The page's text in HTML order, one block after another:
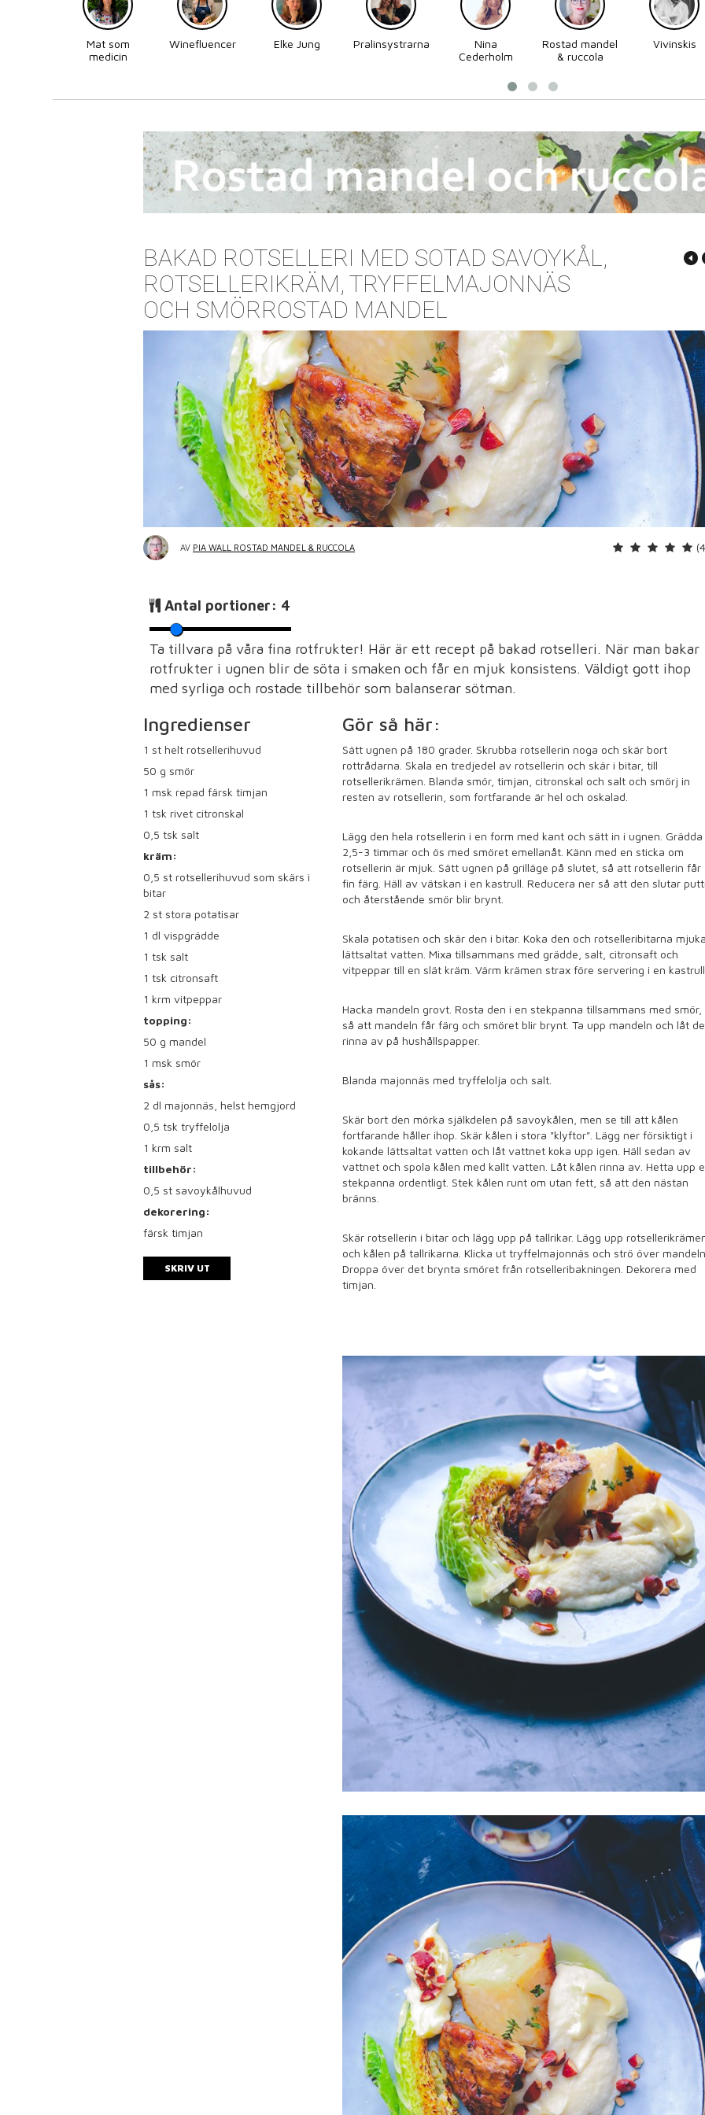
Mat som
medicin
Winefluencer Elke Jung Pralinsystrarna
Nina
Cederholm
Rostad mandel
& ruccola
Vivinskis
BAKAD ROTSELLERI MED SOTAD SAVOYKÅL,
ROTSELLERIKRÄM, TRYFFELMAJONNÄS
OCH SMÖRROSTAD MANDEL
AV PIA WALL ROSTAD MANDEL & RUCCOLA
Antal portioner: 4
Ta tillvara på våra fina rotfrukter! Här är ett recept på bakad rotselleri. När man bakar
rotfrukter i ugnen blir de söta i smaken och får en mjuk konsistens. Väldigt gott ihop
med syrliga och rostade tillbehör som balanserar sötman.
Ingredienser
1 st helt rotsellerihuvud
50 g smör
1 msk repad färsk timjan
1 tsk rivet citronskal
0,5 tsk salt
kräm:
0,5 st rotsellerihuvud som skärs i
bitar
2 st stora potatisar
1 dl vispgrädde
1 tsk salt
1 tsk citronsaft
1 krm vitpeppar
topping:
50 g mandel
1 msk smör
sås:
2 dl majonnäs, helst hemgjord
0,5 tsk tryffelolja
1 krm salt
tillbehör:
0,5 st savoykålhuvud
dekorering:
färsk timjan
SKRIV UT
Gör så här:
Sätt ugnen på 180 grader. Skrubba rotsellerin noga och skär bort
rottrådarna. Skala en tredjedel av rotsellerin och skär i bitar, till
rotsellerikrämen. Blanda smör, timjan, citronskal och salt och smörj in
resten av rotsellerin, som fortfarande är hel och oskalad.
Lägg den hela rotsellerin i en form med kant och sätt in i ugnen. Grädda
2,5-3 timmar och ös med smöret emellanåt. Känn med en sticka om
rotsellerin är mjuk. Sätt ugnen på grilläge på slutet, så att rotsellerin får
fin färg. Häll av vätskan i en kastrull. Reducera ner så att den slutar
och återstående smör blir brynt.
Skala potatisen och skär den i bitar. Koka den och rotselleribitarna
lättsaltat vatten. Mixa tillsammans med grädde, salt, citronsaft och
vitpeppar till en slät kräm. Värm krämen strax före servering i en kastrull.
Hacka mandeln grovt. Rosta den i en stekpanna tillsammans med smör,
så att mandeln får färg och smöret blir brynt. Ta upp mandeln och låt
rinna av på hushållspapper.
Blanda majonnäs med tryffelolja och salt.
Skär bort den mörka själkdelen på savoykålen, men se till att kålen
fortfarande håller ihop. Skär kålen i stora "klyftor". Lägg ner försiktigt i
kokande lättsaltat vatten och låt vattnet koka upp igen. Häll sedan av
vattnet och spola kålen med kallt vatten. Låt kålen rinna av. Hetta upp
stekpanna ordentligt. Stek kålen runt om utan fett, så att den nästan
bränns.
Skär rotsellerin i bitar och lägg upp på tallrikar. Lägg upp
och kålen på tallrikarna. Klicka ut tryffelmajonnäs och strö över mandeln.
Droppa över det brynta smöret från rotselleribakningen. Dekorera med
timjan.